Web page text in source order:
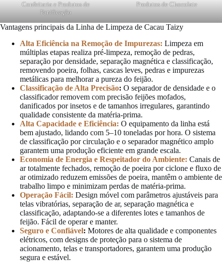
Confeitaria e Produtos de
Panificação
Produtos de Chocolate
Vantagens principais da Linha de Limpeza de Cacau Taizy
Alta Eficiência na Remoção de Impurezas: Limpeza em
múltiplas etapas realiza pré-limpeza, remoção de pedras,
separação por densidade, separação magnética e classificação,
removendo poeira, folhas, cascas leves, pedras e impurezas
metálicas para melhorar a pureza do feijão.
Classificação de Alta Precisão: O separador de densidade e o
classificador removem com precisão feijões mofados,
danificados por insetos e de tamanhos irregulares, garantindo
qualidade consistente da matéria-prima.
Alta Capacidade e Eficiência: O equipamento da linha está
bem ajustado, lidando com 5–10 toneladas por hora. O sistema
de classificação por circulação e o separador magnético amplo
garantem uma produção eficiente em grande escala.
Economia de Energia e Respeitador do Ambiente: Canais de
ar totalmente fechados, remoção de poeira por ciclone e fluxo de
ar otimizado reduzem emissões de poeira, mantêm o ambiente de
trabalho limpo e minimizam perdas de matéria-prima.
Operação Fácil: Design móvel com parâmetros ajustáveis para
telas vibratórias, separação de ar, separação magnética e
classificação, adaptando-se a diferentes lotes e tamanhos de
feijão. Fácil de operar e manter.
Seguro e Confiável: Motores de alta qualidade e componentes
elétricos, com designs de proteção para o sistema de
acionamento, telas e transportadores, garantem uma produção
segura e estável.